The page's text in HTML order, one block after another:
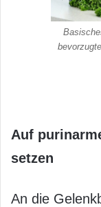
Auf
setzen
An die